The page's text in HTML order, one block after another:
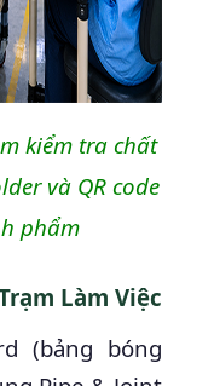
kiểm tra chất
và QR code
phẩm
Làm Việc
(bảng bóng